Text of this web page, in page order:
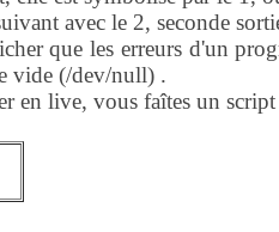
avec le 2, seconde
que les erreurs d'un
vide (/dev/null) .
en live, vous faîtes un